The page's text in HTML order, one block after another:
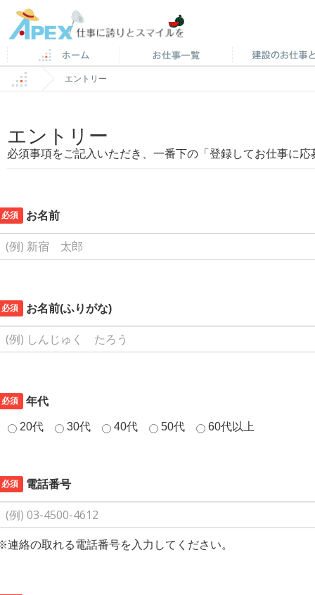
エントリー
エントリー
必須事項をご記入いただき、一番下の「登録してお仕事に
必須 お名前
必須 お名前(ふりがな)
必須 年代
20代 30代 40代 50代 60代以上
必須 電話番号
連絡の取れる電話番号を入力してください。